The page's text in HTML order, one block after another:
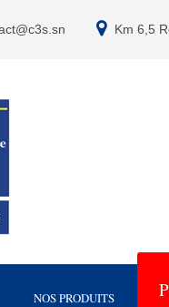
Km 6,5
NOS PRODUITS